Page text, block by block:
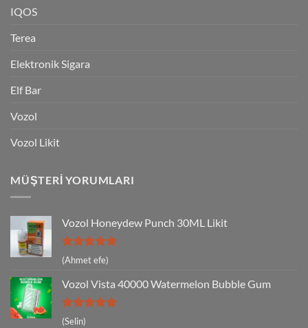
IQOS
Terea
Elektronik Sigara
Elf Bar
Vozol
Vozol Likit
MÜŞTERI YORUMLARI
Vozol Honeydew Punch 30ML Likit
5 üzerinden
5
(Ahmet efe)
Vozol Vista 40000 Watermelon Bubble Gum
5 üzerinden
(Selin)